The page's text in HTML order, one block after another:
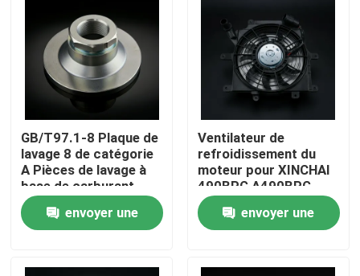
À la maison
Produits
GB/T97.1-8 Plaque de
lavage 8 de catégorie
A Pièces de lavage à
base de carburant
envoyer une
Ventilateur de
refroidissement du
moteur pour XINCHAI
490BPG A490BPG
C490BPG
envoyer une